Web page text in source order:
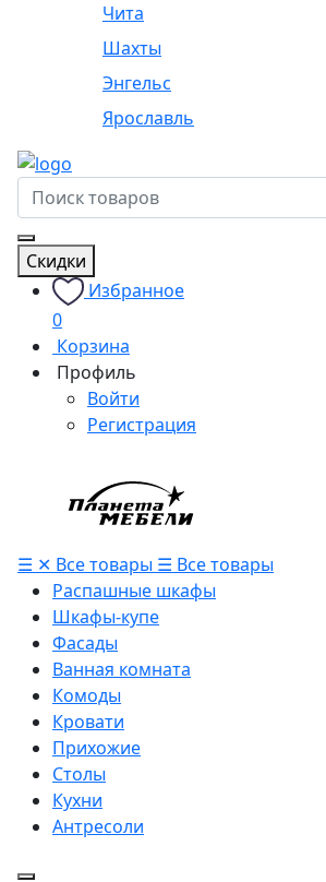
Чита
Шахты
Энгельс
Ярославль
Скидки
Избранное
0
Корзина
Профиль
Войти
Регистрация
☰ ✕ Все товары ☰ Все товары
Распашные шкафы
Шкафы-купе
Фасады
Ванная комната
Комоды
Кровати
Прихожие
Столы
Кухни
Антресоли